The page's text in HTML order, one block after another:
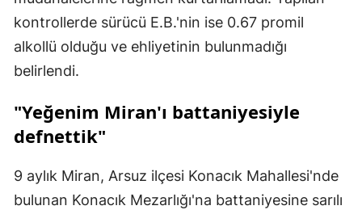
kontrollerde sürücü E.B.'nin ise 0.67 promil
alkollü olduğu ve ehliyetinin bulunmadığı
belirlendi.
"Yeğenim Miran'ı battaniyesiyle
defnettik"
9 aylık Miran, Arsuz ilçesi Konacık Mahallesi'nde
bulunan Konacık Mezarlığı'na battaniyesine sarılı